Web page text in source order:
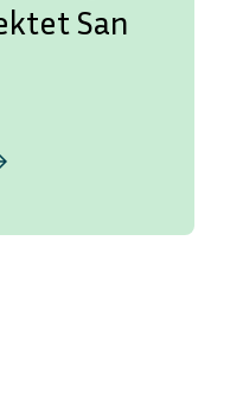
San